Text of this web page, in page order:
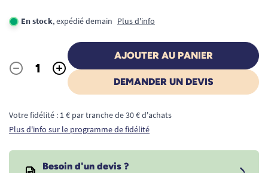
En stock, expédié demain Plus d'info
Quantité
- +
AJOUTER AU PANIER
DEMANDER UN DEVIS
Votre fidélité : 1 € par tranche de 30 € d'achats
Plus d'info sur le programme de fidélité
Besoin d'un devis ?